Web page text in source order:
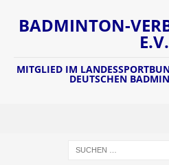
BADMINTON-
E.V.
MITGLIED IM
DEUTSCHEN